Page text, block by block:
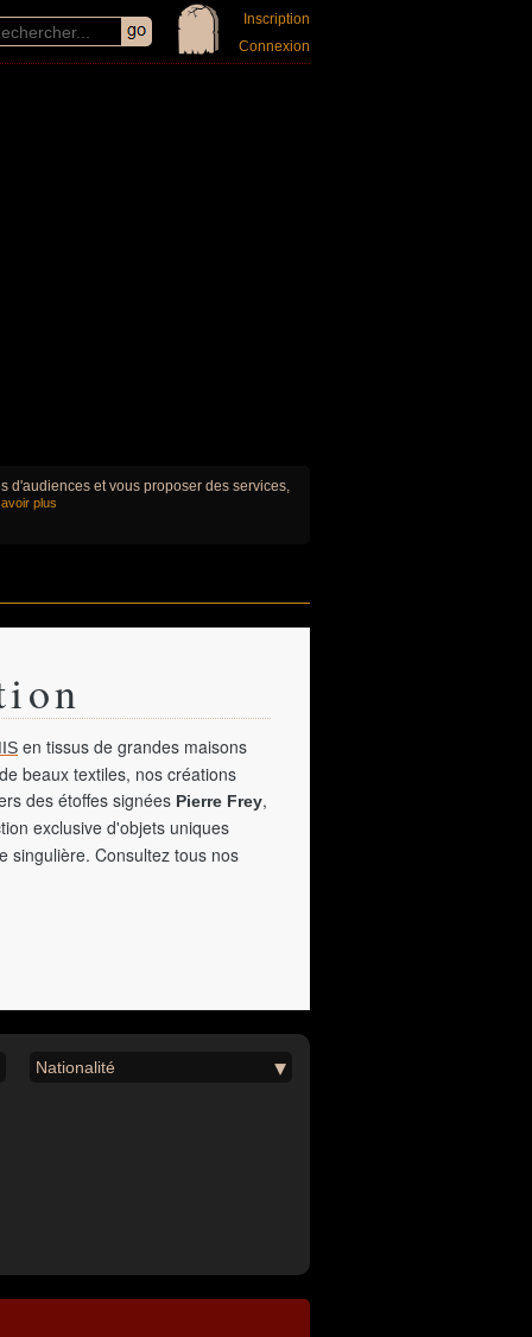
Inscription
Connexion
d'audiences et vous proposer des services,
plus
en tissus de grandes maisons
beaux textiles, nos créations
des étoffes signées Pierre Frey,
exclusive d'objets uniques
singulière. Consultez tous nos
Nationalité